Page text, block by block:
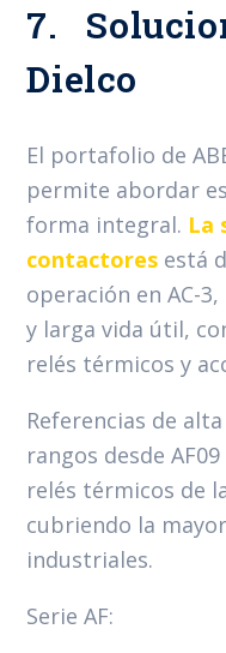
7.
Dielco
El portafolio de
permite abordar
forma integral. La
contactores está
operación en AC-
y larga vida útil,
relés térmicos y
Referencias de
rangos desde
relés térmicos de
cubriendo la
industriales.
Serie AF: